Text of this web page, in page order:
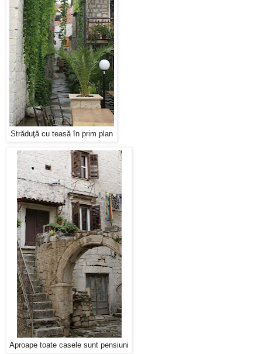
Străduţă cu teasă în prim plan
Aproape toate casele sunt pensiuni